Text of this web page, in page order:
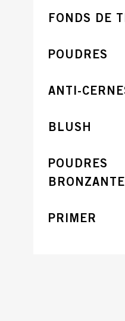
FONDS DE
POUDRES
ANTI-
BLUSH
POUDRES
PRIMER